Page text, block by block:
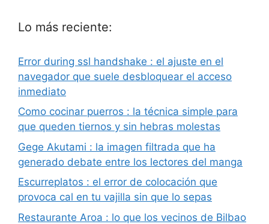
Lo más reciente:
Error during ssl handshake : el ajuste en el
navegador que suele desbloquear el acceso
inmediato
Como cocinar puerros : la técnica simple para
que queden tiernos y sin hebras molestas
Gege Akutami : la imagen filtrada que ha
generado debate entre los lectores del manga
Escurreplatos : el error de colocación que
provoca cal en tu vajilla sin que lo sepas
Restaurante Aroa : lo que los vecinos de Bilbao